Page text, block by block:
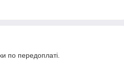
по передоплаті.